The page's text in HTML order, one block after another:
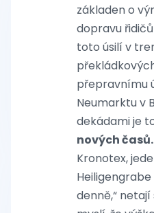
základen o
dopravu
toto úsilí v
přepravnímu
Neumarktu v
dekádami je
nových časů.
Kronotex,
denně,“